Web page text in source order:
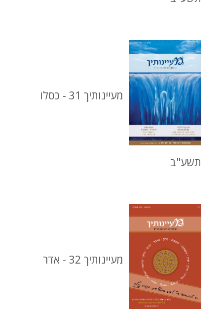
מעיינותיך 31 - כסלו
תשע"ב
מעיינותיך 32 - אדר